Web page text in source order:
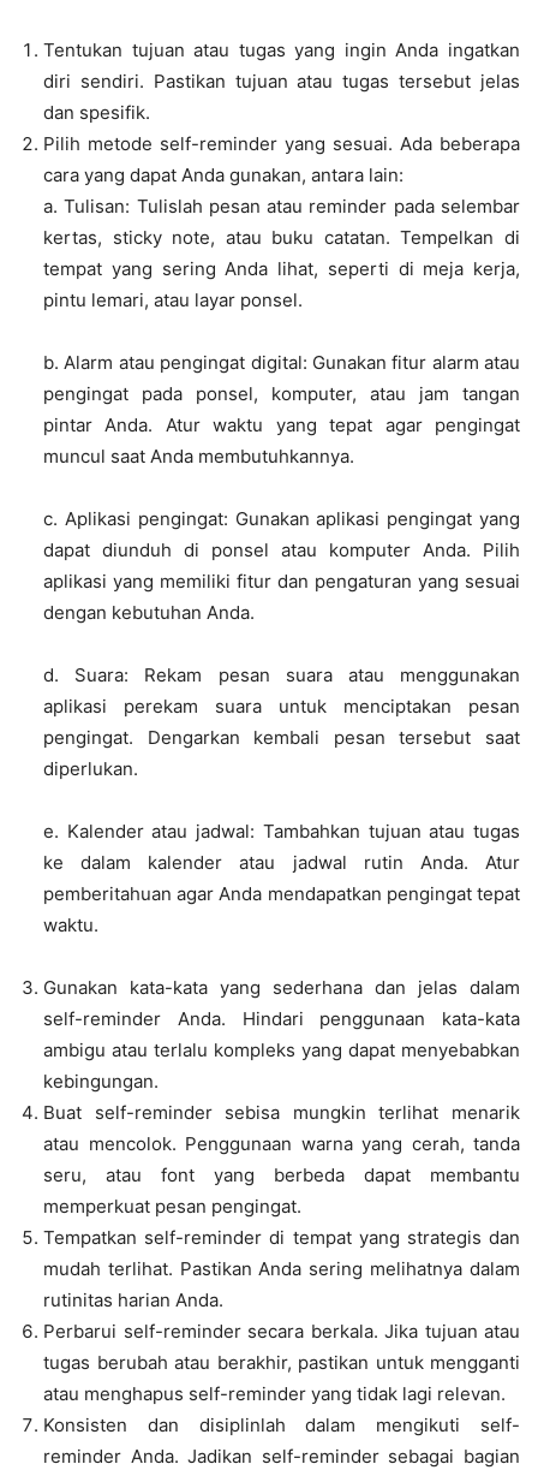
Tentukan tujuan atau tugas yang ingin Anda ingatkan
diri sendiri. Pastikan tujuan atau tugas tersebut jelas
dan spesifik.
Pilih metode self-reminder yang sesuai. Ada beberapa
cara yang dapat Anda gunakan, antara lain:
a. Tulisan: Tulislah pesan atau reminder pada selembar
kertas, sticky note, atau buku catatan. Tempelkan di
tempat yang sering Anda lihat, seperti di meja kerja,
pintu lemari, atau layar ponsel.
b. Alarm atau pengingat digital: Gunakan fitur alarm atau
pengingat pada ponsel, komputer, atau jam tangan
pintar Anda. Atur waktu yang tepat agar pengingat
muncul saat Anda membutuhkannya.
c. Aplikasi pengingat: Gunakan aplikasi pengingat yang
dapat diunduh di ponsel atau komputer Anda. Pilih
aplikasi yang memiliki fitur dan pengaturan yang sesuai
dengan kebutuhan Anda.
d. Suara: Rekam pesan suara atau menggunakan
aplikasi perekam suara untuk menciptakan pesan
pengingat. Dengarkan kembali pesan tersebut saat
diperlukan.
e. Kalender atau jadwal: Tambahkan tujuan atau tugas
ke dalam kalender atau jadwal rutin Anda. Atur
pemberitahuan agar Anda mendapatkan pengingat tepat
waktu.
Gunakan kata-kata yang sederhana dan jelas dalam
self-reminder Anda. Hindari penggunaan kata-kata
ambigu atau terlalu kompleks yang dapat menyebabkan
kebingungan.
Buat self-reminder sebisa mungkin terlihat menarik
atau mencolok. Penggunaan warna yang cerah, tanda
seru, atau font yang berbeda dapat membantu
memperkuat pesan pengingat.
Tempatkan self-reminder di tempat yang strategis dan
mudah terlihat. Pastikan Anda sering melihatnya dalam
rutinitas harian Anda.
Perbarui self-reminder secara berkala. Jika tujuan atau
tugas berubah atau berakhir, pastikan untuk mengganti
atau menghapus self-reminder yang tidak lagi relevan.
Konsisten dan disiplinlah dalam mengikuti self-
reminder Anda. Jadikan self-reminder sebagai bagian